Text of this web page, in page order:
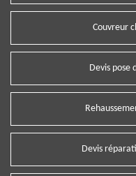
Couvreur
Devis pose
Devis